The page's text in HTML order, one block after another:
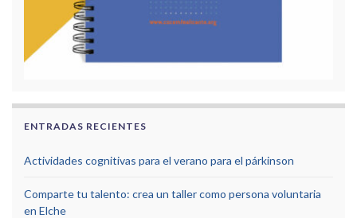
ENTRADAS RECIENTES
Actividades cognitivas para el verano para el párkinson
Comparte tu talento: crea un taller como persona voluntaria
en Elche